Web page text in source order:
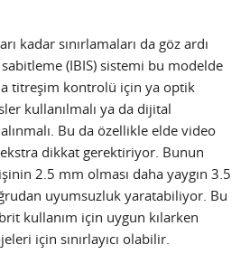
kadar sınırlamaları da göz ardı
(IBIS) sistemi bu modelde
titreşim kontrolü için ya optik
kullanılmalı ya da dijital
Bu da özellikle elde video
ekstra dikkat gerektiriyor. Bunun
2.5 mm olması daha yaygın 3.5
uyumsuzluk yaratabiliyor. Bu
kullanım için uygun kılarken
için sınırlayıcı olabilir.